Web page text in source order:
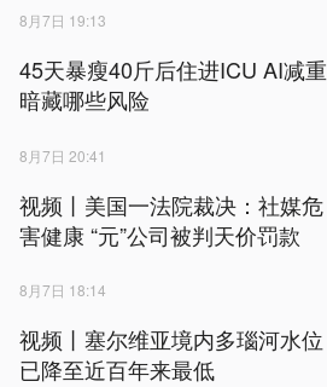
8月7日 19:13
45天暴瘦40斤后住进ICU AI减重
暗藏哪些风险
8月7日 20:41
视频丨美国一法院裁决：社媒危
害健康 “元”公司被判天价罚款
8月7日 18:14
视频丨塞尔维亚境内多瑙河水位
已降至近百年来最低